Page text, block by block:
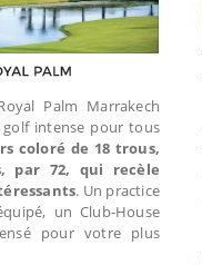
Palm Marrakech
intense pour tous
coloré de 18 trous,
par 72, qui recèle
. Un practice
un Club-House
pour votre plus